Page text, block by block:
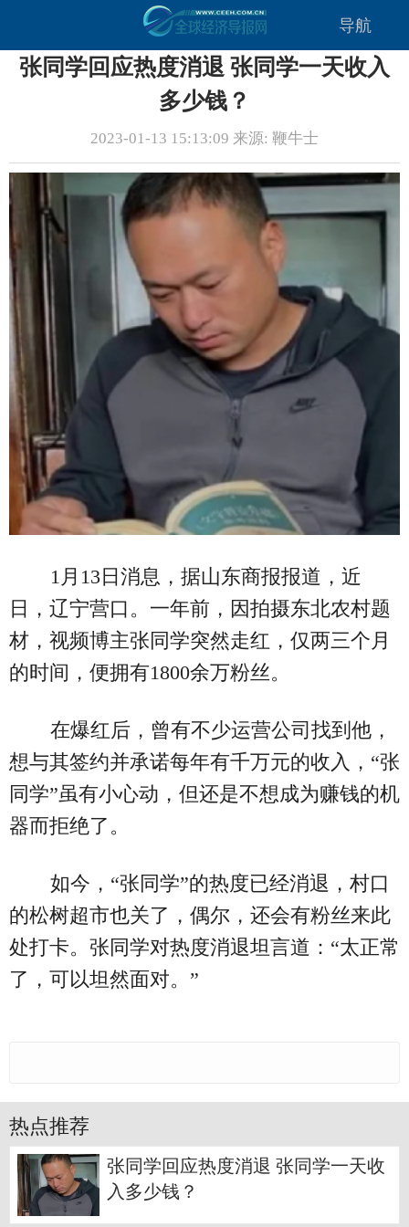
导航
张同学回应热度消退 张同学一天收入
多少钱？
2023-01-13 15:13:09 来源: 鞭牛士
1月13日消息，据山东商报报道，近
日，辽宁营口。一年前，因拍摄东北农村题
材，视频博主张同学突然走红，仅两三个月
的时间，便拥有1800余万粉丝。
在爆红后，曾有不少运营公司找到他，
想与其签约并承诺每年有千万元的收入，“张
同学”虽有小心动，但还是不想成为赚钱的机
器而拒绝了。
如今，“张同学”的热度已经消退，村口
的松树超市也关了，偶尔，还会有粉丝来此
处打卡。张同学对热度消退坦言道：“太正常
了，可以坦然面对。”
热点推荐
张同学回应热度消退 张同学一天收
入多少钱？